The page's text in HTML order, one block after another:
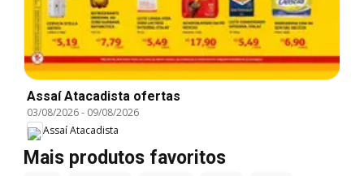
Assaí Atacadista ofertas
03/08/2026- 09/08/2026
Assaí Atacadista
Mais produtos favoritos